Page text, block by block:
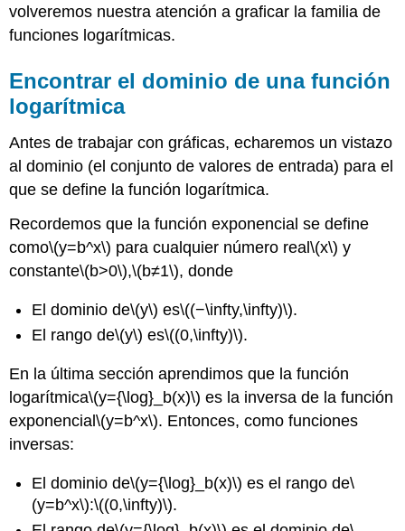
volveremos nuestra atención a graficar la familia de
funciones logarítmicas.
Encontrar el dominio de una función
logarítmica
Antes de trabajar con gráficas, echaremos un vistazo
al dominio (el conjunto de valores de entrada) para el
que se define la función logarítmica.
Recordemos que la función exponencial se define
como\(y=b^x\) para cualquier número real\(x\) y
constante\(b>0\),\(b≠1\), donde
El dominio de\(y\) es\((−\infty,\infty)\).
El rango de\(y\) es\((0,\infty)\).
En la última sección aprendimos que la función
logarítmica\(y={\log}_b(x)\) es la inversa de la función
exponencial\(y=b^x\). Entonces, como funciones
inversas:
El dominio de\(y={\log}_b(x)\) es el rango de\
(y=b^x\):\((0,\infty)\).